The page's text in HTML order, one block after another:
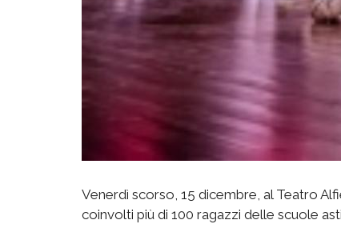
Venerdì scorso, 15 dicembre, al Teatro
coinvolti più di 100 ragazzi delle scuole